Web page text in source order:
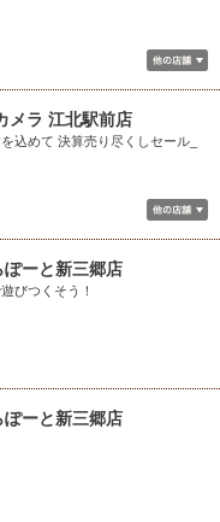
メラ 江北駅前店
込めて 決算売り尽くしセール_
ーと新三郷店
びつくそう！
ーと新三郷店